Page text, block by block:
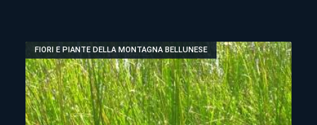
FIORI E PIANTE DELLA MONTAGNA BELLUNESE